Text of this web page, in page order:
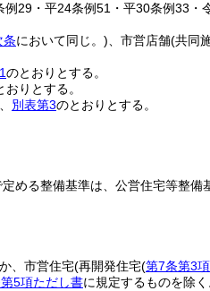
29・平24条例51・平30条例33・
条において同じ。) 、市営店舗(共同
のとおりとする。
おりとする。
別表第3のとおりとする。
める整備基準は、公営住宅等整備
、市営住宅(再開発住宅(第7条第3
5項ただし書に規定するものを除